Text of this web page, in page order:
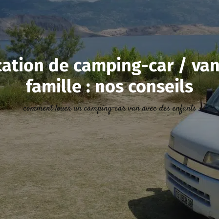
de camping-car /
famille : nos conseils
comment louer un camping-car van avec des enfants